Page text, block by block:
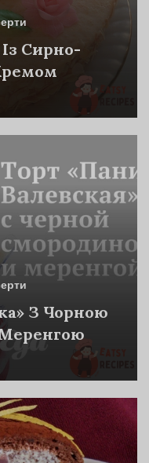
Сирно-
З Чорною